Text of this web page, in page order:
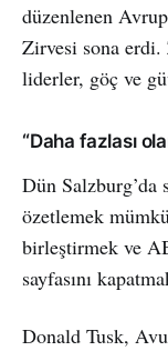
düzenlenen
Zirvesi sona erdi.
liderler, göç ve
“Daha fazlası
Dün
özetlemek
birleştirmek ve
sayfasını
Donald Tusk,